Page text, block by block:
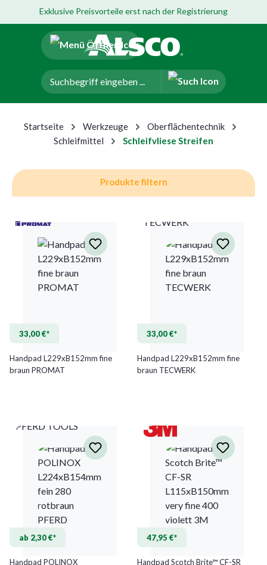
Hauptinhalt springen
Zur Navigation der B2B-Plattform springen
Exklusive Preisvorteile erst nach der Registrierung
Startseite Werkzeuge
Oberflächentechnik
Schleifmittel
Schleifvliese Streifen
Produkte filtern
33,00 €*
Handpad L229xB152mm fine
braun PROMAT
TECWERK
33,00 €*
Handpad L229xB152mm fine
braun TECWERK
PFERD TOOLS
ab 2,30 €*
Handpad POLINOX
47,95 €*
Handpad Scotch Brite™ CF-SR